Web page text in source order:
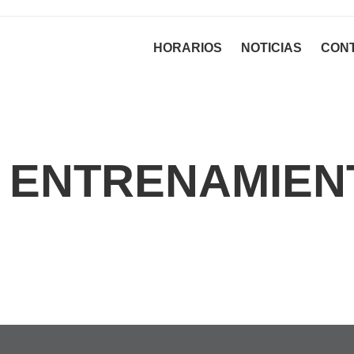
HORARIOS NOTICIAS